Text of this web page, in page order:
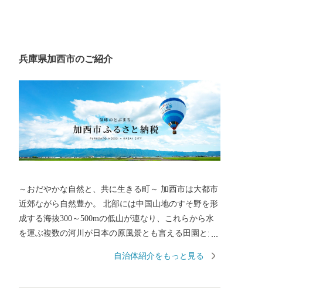
兵庫県加西市のご紹介
～おだやかな自然と、共に生きる町～ 加西市は大都市
近郊ながら自然豊か。 北部には中国山地のすそ野を形
成する海抜300～500mの低山が連なり、これらから水
を運ぶ複数の河川が日本の原風景とも言える田園とた
で市内を移動するとその豊かな風景を目にすることが
自治体紹介をもっと見る